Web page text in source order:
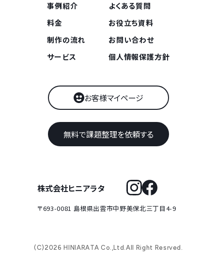
事例紹介
料金
制作の流れ
サービス
よくある質問
お役立ち資料
お問い合わせ
個人情報保護方針
お客様マイページ
無料で課題整理を依頼する
株式会社ヒニアラタ
〒693-0081 島根県出雲市中野美保北三丁目4-9
(C)2026 HINIARATA Co.,Ltd.All Right Resrved.